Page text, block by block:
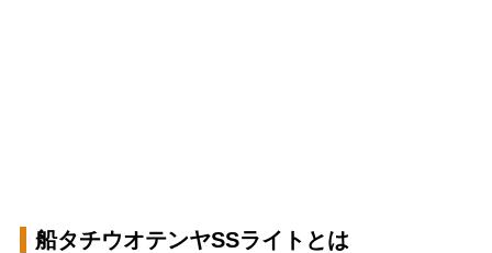
船タチウオテンヤSSライトとは